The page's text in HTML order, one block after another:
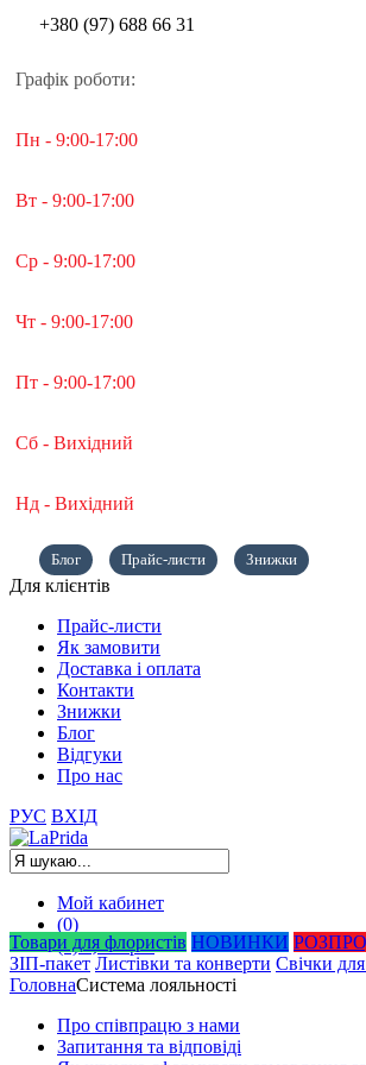
+380 (97) 688 66 31
Графік роботи:
Пн - 9:00-17:00
Вт - 9:00-17:00
Ср - 9:00-17:00
Чт - 9:00-17:00
Пт - 9:00-17:00
Сб - Вихідний
Нд - Вихідний
Блог Прайс-листи Знижки
Для клієнтів
Прайс-листи
Як замовити
Доставка і оплата
Контакти
Знижки
Блог
Відгуки
Про нас
РУС ВХІД
Мой кабинет
(0)
(0) 0,00грн.
Товари для флористів НОВИНКИ
ЗІП-пакет Листівки та конверти Свічки
ГоловнаСистема лояльності
Про співпрацю з нами
Запитання та відповіді